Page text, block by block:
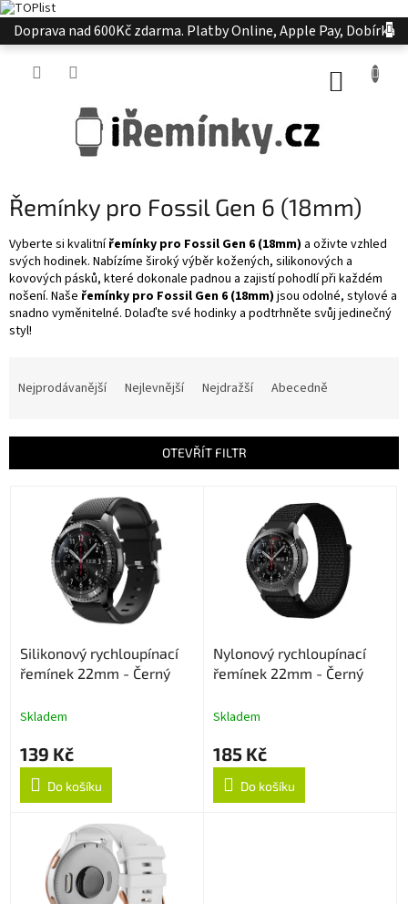
Přejít
na
Doprava nad 600Kč zdarma. Platby Online, Apple Pay, Dobírka
Řemínky pro Fossil Gen 6 (18mm)
Vyberte si kvalitnířemínky pro Fossil Gen 6 (18mm) a oživte vzhled
svých hodinek. Nabízíme široký výběr kožených, silikonových a
kovových pásků, které dokonale padnou a zajistí pohodlí při každém
nošení. Naše řemínky pro Fossil Gen 6 (18mm) jsou odolné, stylové a
snadno vyměnitelné. Dolaďte své hodinky a podtrhněte svůj jedinečný
styl!
í
Nejprodávanější Nejlevnější Nejdražší Abecedně
OTEVŘÍT FILTR
Silikonový rychloupínací
řemínek 22mm - Černý
Skladem
139 Kč
Do košíku
Nylonový rychloupínací
řemínek 22mm - Černý
Skladem
185 Kč
Do košíku